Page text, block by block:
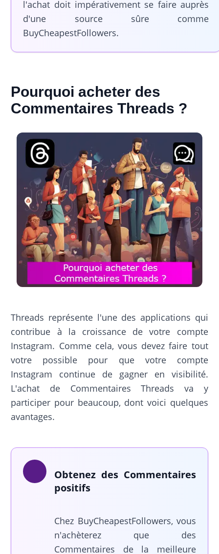
l'achat doit impérativement se faire auprès
d'une source sûre comme
BuyCheapestFollowers.
Pourquoi acheter des
Commentaires Threads ?
Threads représente l'une des applications qui
contribue à la croissance de votre compte
Instagram. Comme cela, vous devez faire tout
votre possible pour que votre compte
Instagram continue de gagner en visibilité.
L'achat de Commentaires Threads va y
participer pour beaucoup, dont voici quelques
avantages.
Obtenez des Commentaires
positifs
Chez BuyCheapestFollowers, vous
n'achèterez que des
Commentaires de la meilleure